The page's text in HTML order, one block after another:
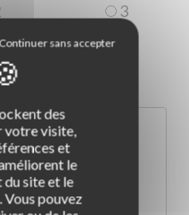
3
5
des
votre visite,
et
le
site et le
pouvez